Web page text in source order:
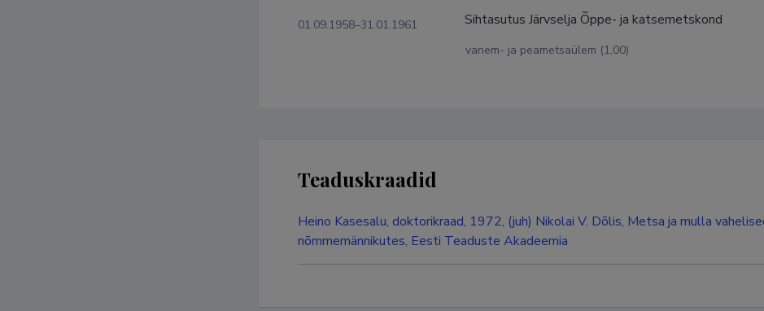
01.09.1958–31.01.1961 Sihtasutus Järvselja Õppe- ja katsemetskond
vanem- ja peametsaülem (1,00)
Teaduskraadid
Heino Kasesalu, doktorikraad, 1972, (juh) Nikolai V. Dõlis, Metsa ja mulla
nõmmemännikutes, Eesti Teaduste Akadeemia